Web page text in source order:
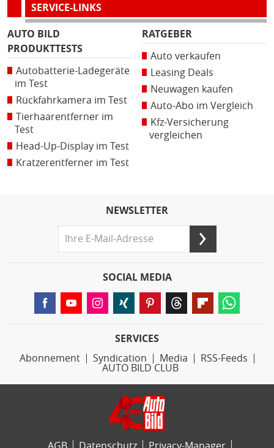
SERVICE-LINKS
AUTO BILD
PRODUKTTESTS
Autobatterie-Ladegeräte
im Test
Rückfahrkamera im Test
Tierhaarentferner im
Test
Head-Up-Display im Test
Kratzerentferner im Test
RATGEBER
Auto verkaufen
Leasing Deals
Neuwagen kaufen
Auto-Abo im Vergleich
Kfz-Versicherung
vergleichen
NEWSLETTER
SOCIAL MEDIA
SERVICES
Abonnement
Syndication Media
RSS-Feeds
AUTO BILD CLUB